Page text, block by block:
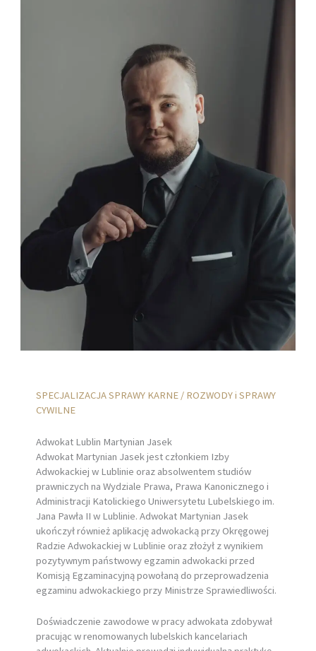
SPECJALIZACJA SPRAWY KARNE / ROZWODY i SPRAWY
CYWILNE
Adwokat Lublin Martynian Jasek
Adwokat Martynian Jasek jest członkiem Izby
Adwokackiej w Lublinie oraz absolwentem studiów
prawniczych na Wydziale Prawa, Prawa Kanonicznego i
Administracji Katolickiego Uniwersytetu Lubelskiego im.
Jana Pawła II w Lublinie. Adwokat Martynian Jasek
ukończył również aplikację adwokacką przy Okręgowej
Radzie Adwokackiej w Lublinie oraz złożył z wynikiem
pozytywnym państwowy egzamin adwokacki przed
Komisją Egzaminacyjną powołaną do przeprowadzenia
egzaminu adwokackiego przy Ministrze Sprawiedliwości.
Doświadczenie zawodowe w pracy adwokata zdobywał
pracując w renomowanych lubelskich kancelariach